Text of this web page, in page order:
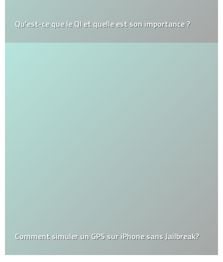
Qu’est-ce que le QI et quelle est son importance ?
Comment simuler un GPS sur iPhone sans Jailbreak?